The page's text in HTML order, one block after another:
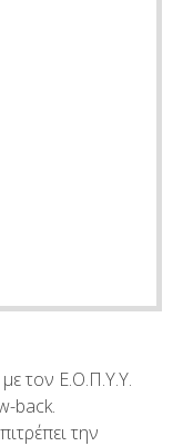
τον Ε.Ο.Π.Υ.Υ.
claw-back.
την